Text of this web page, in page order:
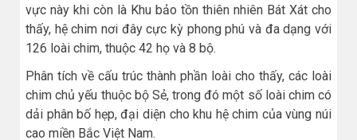
vực này khi còn là Khu bảo tồn thiên nhiên Bát Xát cho
thấy, hệ chim nơi đây cực kỳ phong phú và đa dạng với
126 loài chim, thuộc 42 họ và 8 bộ.
Phân tích về cấu trúc thành phần loài cho thấy, các loài
chim chủ yếu thuộc bộ Sẻ, trong đó một số loài chim có
dải phân bố hẹp, đại diện cho khu hệ chim của vùng núi
cao miền Bắc Việt Nam.